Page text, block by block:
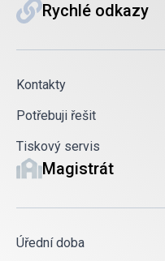
Rychlé odkazy
Kontakty
Potřebuji řešit
Tiskový servis
Magistrát
Úřední doba